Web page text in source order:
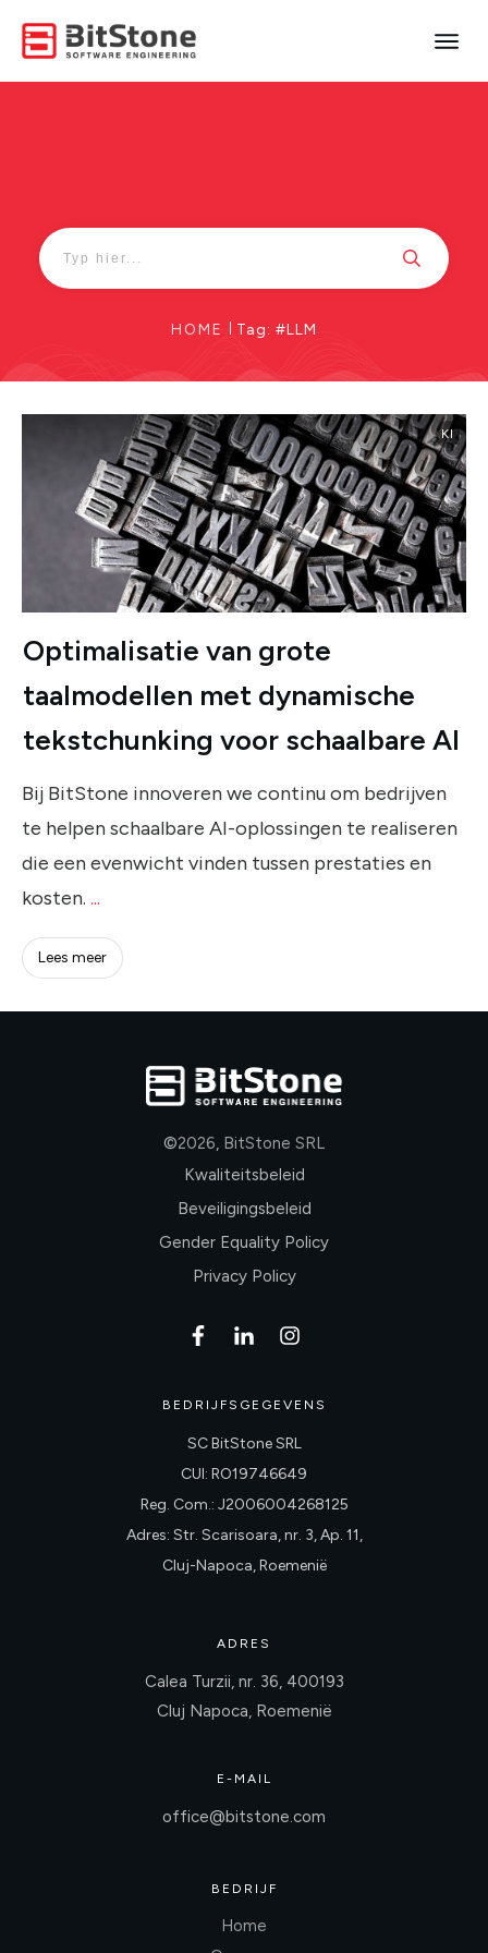
HOME Tag: #LLM
KI
Optimalisatie van grote
taalmodellen met dynamische
tekstchunking voor schaalbare AI
Bij BitStone innoveren we continu om bedrijven
te helpen schaalbare AI-oplossingen te realiseren
die een evenwicht vinden tussen prestaties en
kosten. ...
Lees meer
©2026, BitStone SRL
Kwaliteitsbeleid
Beveiligingsbeleid
Gender Equality Policy
Privacy Policy
BEDRIJFSGEGEVENS
SC BitStone SRL
CUI: RO19746649
Reg. Com.: J2006004268125
Adres: Str. Scarisoara, nr. 3, Ap. 11,
Cluj-Napoca, Roemenië
ADRES
Calea Turzii, nr. 36, 400193
Cluj Napoca, Roemenië
E-MAIL
office@bitstone.com
BEDRIJF
Home